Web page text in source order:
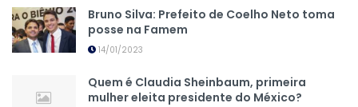
Bruno Silva: Prefeito de Coelho Neto toma
posse na Famem
14/01/2023
Quem é Claudia Sheinbaum, primeira
mulher eleita presidente do México?